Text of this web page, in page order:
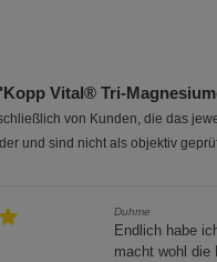
Vital® Tri-
von Kunden, die das
und sind nicht als objektiv
Duhme
Endlich habe
macht wohl die